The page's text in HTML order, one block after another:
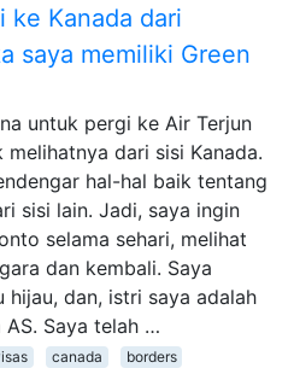
ke Kanada dari
saya memiliki Green
untuk pergi ke Air Terjun
melihatnya dari sisi Kanada.
hal-hal baik tentang
sisi lain. Jadi, saya ingin
selama sehari, melihat
dan kembali. Saya
hijau, dan, istri saya adalah
Saya telah …
canada
borders